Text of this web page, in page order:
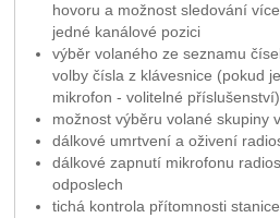
hovoru a možnost sledování
jedné kanálové pozici
výběr volaného ze seznamu
volby čísla z klávesnice (pokud
mikrofon - volitelné
možnost výběru volané skupiny
dálkové umrtvení a oživení
dálkové zapnutí mikrofonu
odposlech
tichá kontrola přítomnosti